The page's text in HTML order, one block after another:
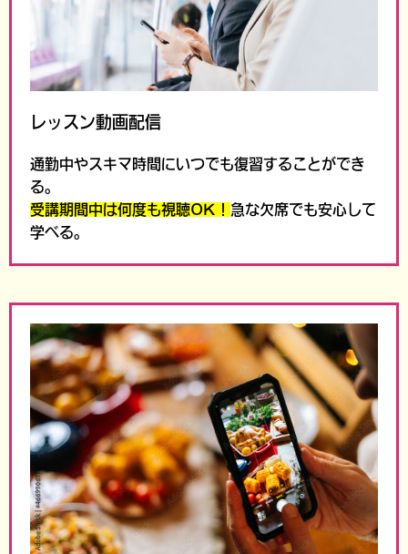
レッスン動画配信
通勤中やスキマ時間にいつでも復習することができ
る。
受講期間中は何度も視聴OK！ 急な欠席でも安心して
学べる。